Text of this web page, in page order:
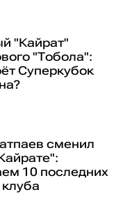
"Кайрат"
"Тобола":
Суперкубок
сменил
10 последних